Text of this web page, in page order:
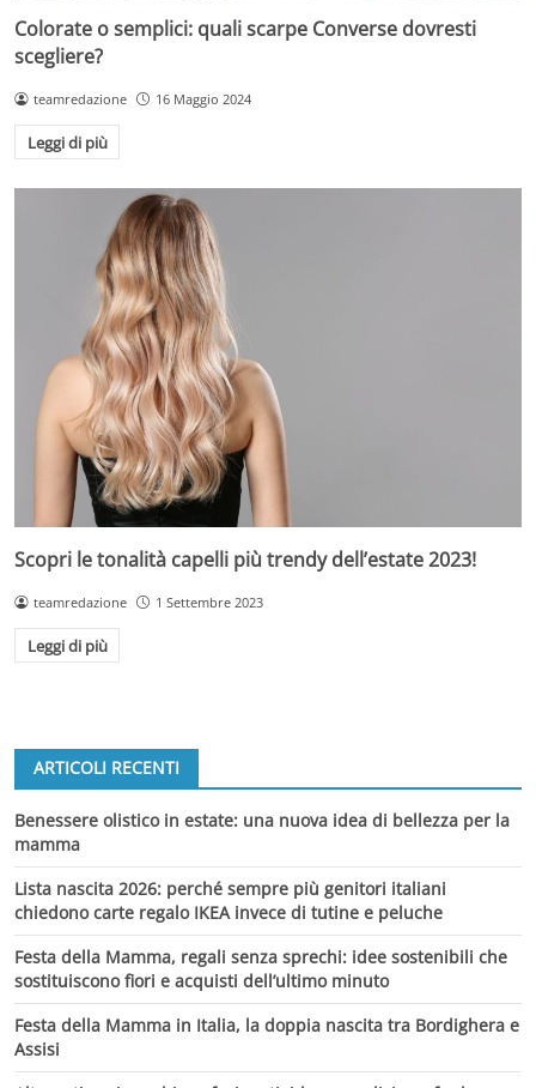
Colorate o semplici: quali scarpe Converse dovresti
scegliere?
teamredazione 16 Maggio 2024
Leggi di più
Scopri le tonalità capelli più trendy dell’estate 2023!
teamredazione 1 Settembre 2023
Leggi di più
ARTICOLI RECENTI
Benessere olistico in estate: una nuova idea di bellezza per la
mamma
Lista nascita 2026: perché sempre più genitori italiani
chiedono carte regalo IKEA invece di tutine e peluche
Festa della Mamma, regali senza sprechi: idee sostenibili che
sostituiscono fiori e acquisti dell’ultimo minuto
Festa della Mamma in Italia, la doppia nascita tra Bordighera e
Assisi